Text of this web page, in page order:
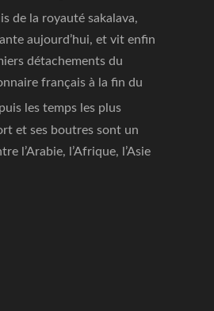
de la royauté sakalava,
aujourd’hui, et vit enfin
détachements du
français à la fin du
les temps les plus
et ses boutres sont un
l’Arabie, l’Afrique, l’Asie